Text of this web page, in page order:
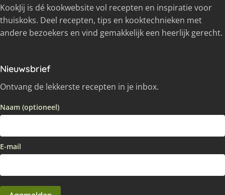
KookJij is dé kookwebsite vol recepten en inspiratie voor
thuiskoks. Deel recepten, tips en kooktechnieken met
andere bezoekers en vind gemakkelijk een heerlijk gerecht.
Nieuwsbrief
Ontvang de lekkerste recepten in je inbox.
Naam (optioneel)
E-mail